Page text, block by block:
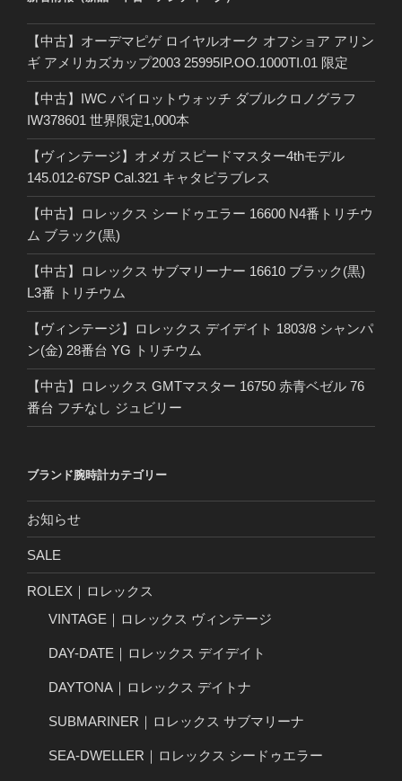
【中古】オーデマピゲ ロイヤルオーク オフショア アリン
ギ アメリカズカップ2003 25995IP.OO.1000TI.01 限定
【中古】IWC パイロットウォッチ ダブルクロノグラフ
IW378601 世界限定1,000本
【ヴィンテージ】オメガ スピードマスター4thモデル
145.012-67SP Cal.321 キャタピラブレス
【中古】ロレックス シードゥエラー 16600 N4番トリチウ
ム ブラック(黒)
【中古】ロレックス サブマリーナー 16610 ブラック(黒)
L3番 トリチウム
【ヴィンテージ】ロレックス デイデイト 1803/8 シャンパ
ン(金) 28番台 YG トリチウム
【中古】ロレックス GMTマスター 16750 赤青ベゼル 76
番台 フチなし ジュビリー
ブランド腕時計カテゴリー
お知らせ
SALE
ROLEX｜ロレックス
VINTAGE｜ロレックス ヴィンテージ
DAY-DATE｜ロレックス デイデイト
DAYTONA｜ロレックス デイトナ
SUBMARINER｜ロレックス サブマリーナ
SEA-DWELLER｜ロレックス シードゥエラー